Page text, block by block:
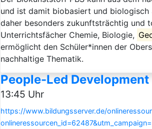
und ist damit biobasiert und biologisch
daher besonders zukunftsträchtig und
Unterrichtsfächer Chemie, Biologie,
ermöglicht den Schüler*innen der
nachhaltige Thematik.
People-Led Development
13:45 Uhr
https://www.bildungsserver.de/